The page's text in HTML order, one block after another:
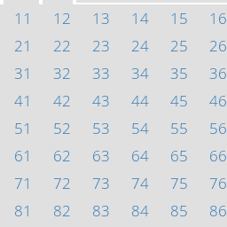
11
12 13 14 15 16
21
22 23 24 25 26
31
32 33 34 35 36
41
42 43 44 45 46
51
52 53 54 55 56
61
62 63 64 65 66
71
72 73 74 75 76
81
82 83 84 85 86